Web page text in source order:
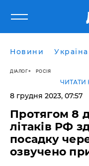
Новини Україна
ДІАЛОГ РОСІЯ
ЧИТАТИ
8 грудня 2023, 07:57
Протягом 8
літаків РФ
посадку
озвучено